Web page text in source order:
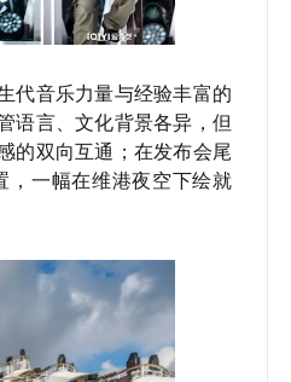
代音乐力量与经验丰富的
语言、文化背景各异，但
的双向互通；在发布会尾
，一幅在维港夜空下绘就